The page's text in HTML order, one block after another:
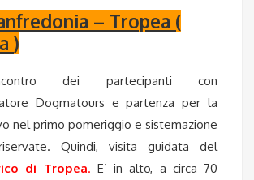
– Tropea (
)
dei partecipanti con
Dogmatours e partenza per la
nel primo pomeriggio e sistemazione
Quindi, visita guidata del
di Tropea. E’ in alto, a circa 70